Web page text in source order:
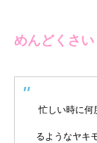
めんどくさい
忙しい時に何
るようなヤキ